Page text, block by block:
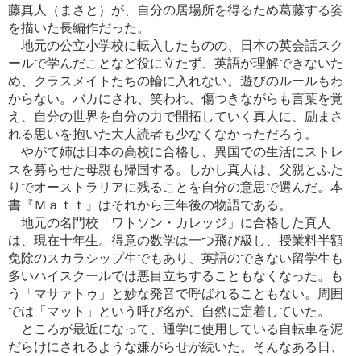
藤真人（まさと）が、自分の居場所を得るため葛藤する姿
を描いた長編作だった。
地元の公立小学校に転入したものの、日本の英会話スク
ールで学んだことなど役に立たず、英語が理解できないた
め、クラスメイトたちの輪に入れない。遊びのルールもわ
からない。バカにされ、笑われ、傷つきながらも言葉を覚
え、自分の世界を自分の力で開拓していく真人に、励まさ
れる思いを抱いた大人読者も少なくなかっただろう。
やがて姉は日本の高校に合格し、異国での生活にストレ
スを募らせた母親も帰国する。しかし真人は、父親とふた
りでオーストラリアに残ることを自分の意思で選んだ。本
書『Ｍａｔｔ』はそれから三年後の物語である。
地元の名門校「ワトソン・カレッジ」に合格した真人
は、現在十年生。得意の数学は一つ飛び級し、授業料半額
免除のスカラシップ生でもあり、英語のできない留学生も
多いハイスクールでは悪目立ちすることもなくなった。も
う「マサァトゥ」と妙な発音で呼ばれることもない。周囲
では「マット」という呼び名が、自然に定着していた。
ところが最近になって、通学に使用している自転車を泥
だらけにされるような嫌がらせが続いた。そんなある日、